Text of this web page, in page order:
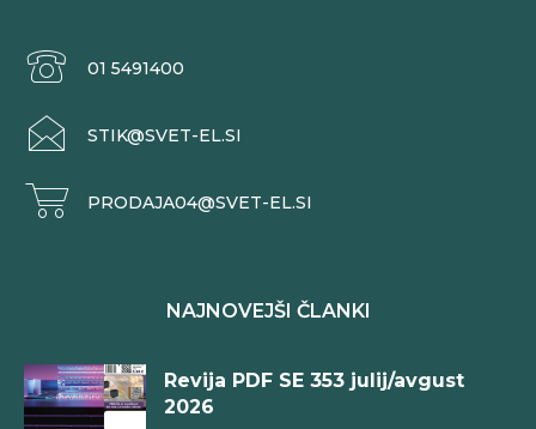
01 5491400
STIK@SVET-EL.SI
PRODAJA04@SVET-EL.SI
NAJNOVEJŠI ČLANKI
Revija PDF SE 353 julij/avgust
2026